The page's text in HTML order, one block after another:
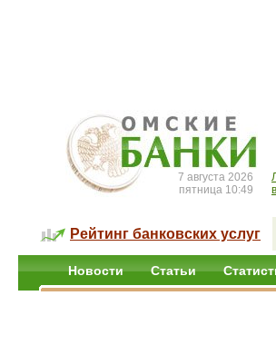
7 августа 2026
пятница 10:49
Рейтинг банковских услуг
Новости Статьи